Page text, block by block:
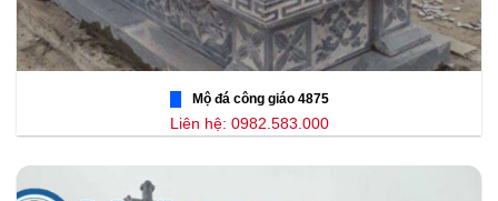
Mộ đá công giáo 4875
Liên hệ: 0982.583.000